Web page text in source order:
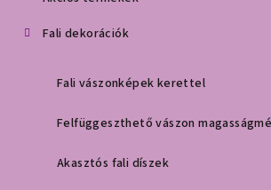
Fali dekorációk
Fali vászonképek kerettel
Felfüggeszthető vászon
Akasztós fali díszek